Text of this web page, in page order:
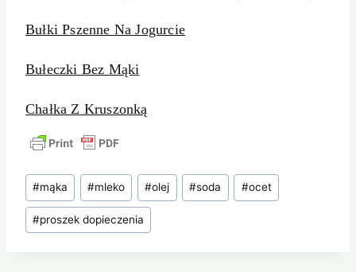
Bułki Pszenne Na Jogurcie
Bułeczki Bez Mąki
Chałka Z Kruszonką
Tagi
wpisu:
#mąka #mleko #olej #soda #ocet
#proszek dopieczenia